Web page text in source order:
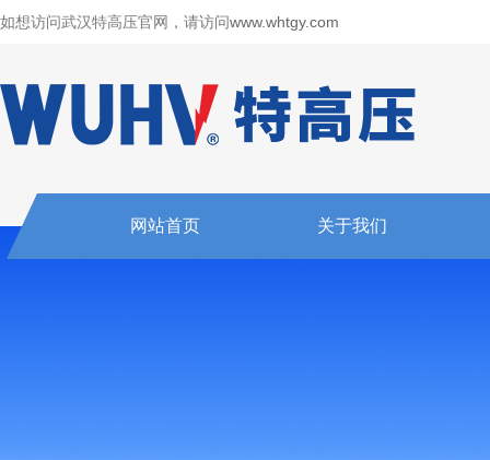
如想访问武汉特高压官网，请访问www.whtgy.com
网站首页 关于我们